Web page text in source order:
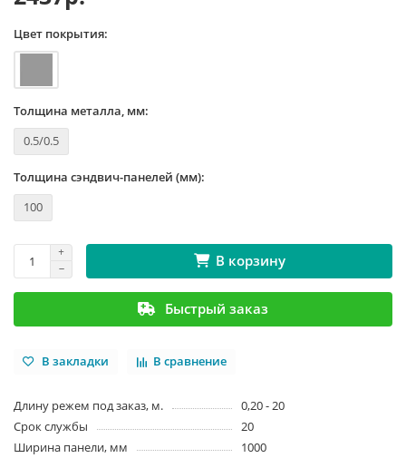
Цвет покрытия:
Толщина металла, мм:
0.5/0.5
Толщина сэндвич-панелей (мм):
100
В корзину
Быстрый заказ
В закладки В сравнение
Длину режем под заказ, м.
0,20 - 20
Срок службы
20
Ширина панели, мм
1000